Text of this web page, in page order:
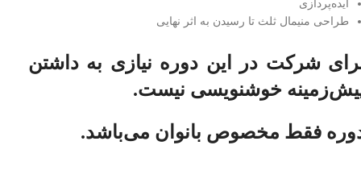
ایده‌پردازی
طراحی منیمال ثلث تا رسیدن به اثر نهایی
شرکت در این دوره نیازی به داشتن
خوشنویسی نیست.
فقط مخصوص بانوان می‌باشد.